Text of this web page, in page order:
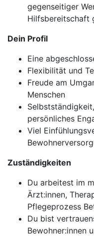
gegenseitiger
Hilfsbereitschaft
Dein Profil
Eine
Flexibilität und
Freude am
Menschen
persönliches
Viel
Zuständigkeiten
Du arbeitest im
Ärzt:innen,
Pflegeprozess
Du bist
Bewohner:innen